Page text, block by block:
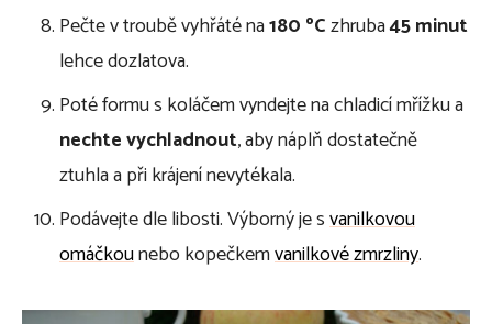
Pečte v troubě vyhřáté na180 ºCzhruba45 minut
lehce dozlatova.
Poté formu s koláčem vyndejte na chladicí mřížku a
nechte vychladnout, aby náplň dostatečně
ztuhla a při krájení nevytékala.
Podávejte dle libosti. Výborný je svanilkovou
omáčkounebo kopečkemvanilkové zmrzliny.